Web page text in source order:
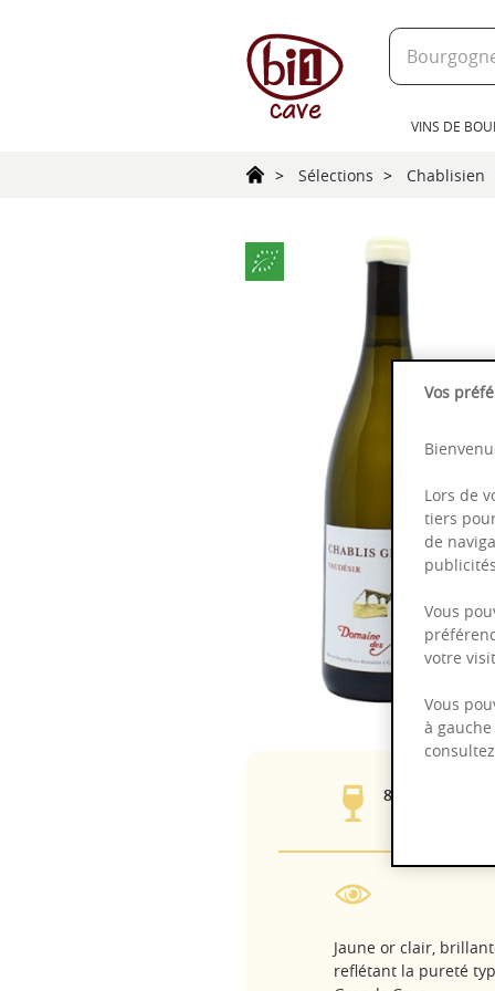
VINS DE
Sélections Chablisien
8 - 14°C
Jaune or clair,
reflétant la pureté
Vos
Lors de
tiers
de
Vous
votre
Vous
à